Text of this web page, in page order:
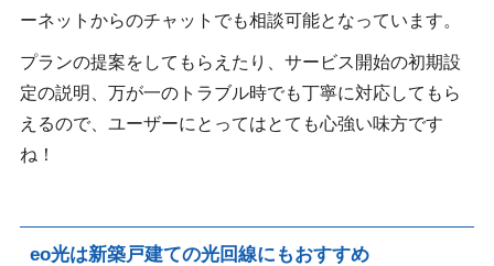
ーネットからのチャットでも相談可能となっています。
プランの提案をしてもらえたり、サービス開始の初期設
定の説明、万が一のトラブル時でも丁寧に対応してもら
えるので、ユーザーにとってはとても心強い味方です
ね！
eo光は新築戸建ての光回線にもおすすめ